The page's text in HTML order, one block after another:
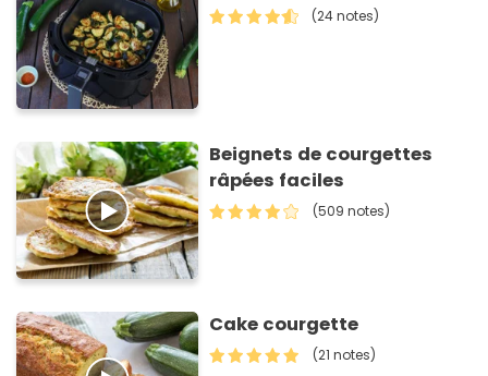
(24 notes)
Beignets de courgettes
râpées faciles
(509 notes)
Cake courgette
(21 notes)